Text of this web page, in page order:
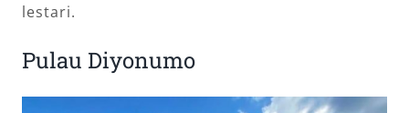
lestari.
Pulau Diyonumo